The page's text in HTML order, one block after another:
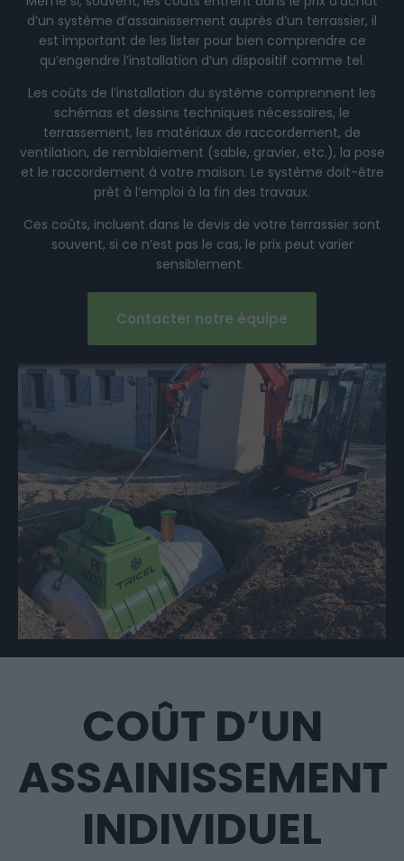
d’un système d’assainissement auprès d’un terrassier, il
est important de les lister pour bien comprendre ce
qu’engendre l’installation d’un dispositif comme tel.
Les coûts de l’installation du système comprennent les
schémas et dessins techniques nécessaires, le
terrassement, les matériaux de raccordement, de
ventilation, de remblaiement (sable, gravier, etc.), la pose
et le raccordement à votre maison. Le système doit-être
prêt à l’emploi à la fin des travaux.
Ces coûts, incluent dans le devis de votre terrassier sont
souvent, si ce n’est pas le cas, le prix peut varier
sensiblement.
Contacter notre équipe
COÛT D’UN
ASSAINISSEMENT
INDIVIDUEL